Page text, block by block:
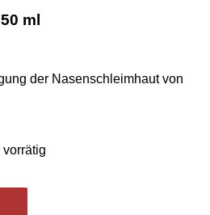
ml
der Nasenschleimhaut von
vorrätig